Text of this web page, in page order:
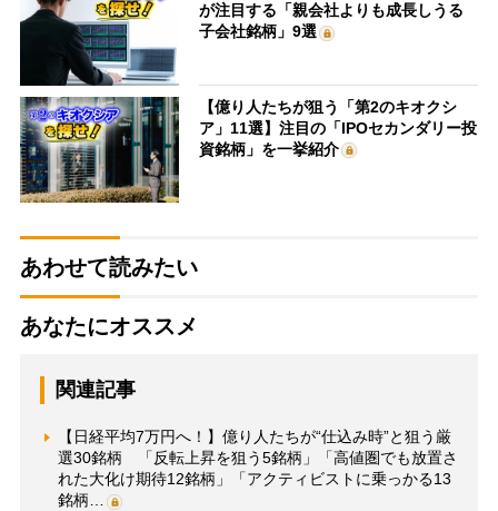
が注目する「親会社よりも成長しうる
子会社銘柄」9選
【億り人たちが狙う「第2のキオクシ
ア」11選】注目の「IPOセカンダリー投
資銘柄」を一挙紹介
あわせて読みたい
あなたにオススメ
関連記事
【日経平均7万円へ！】億り人たちが“仕込み時”と狙う厳
選30銘柄 「反転上昇を狙う5銘柄」「高値圏でも放置さ
れた大化け期待12銘柄」「アクティビストに乗っかる13
銘柄…